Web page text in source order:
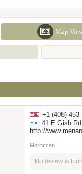
Map
+1 (408)
41 E Gish
http://
Moroccan
No review is